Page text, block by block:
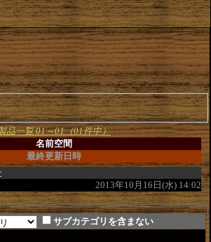
品一覧 01～01（01件中）
名前空間
最終更新日時
2013年10月16日(水) 14:02
サブカテゴリを含まない